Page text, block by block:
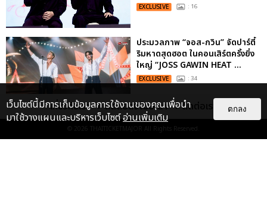
EXCLUSIVE : 16
ประมวลภาพ “จอส-กวิน” จัดปาร์ตี้
ริมหาดสุดฮอต ในคอนเสิร์ตครั้งยิ่ง
ใหญ่ “JOSS GAWIN HEAT ...
EXCLUSIVE : 34
“ช่วงเวลาที่ไม่ได้เจอกันพิสูจน์แล้วว่า
รักแท้จะไม่มีวันจางหาย” ประมวล
เกี่ยวกับเรา ติดต่อลงโฆษณา ติดต่อเรา
© 2026 THAITICKETMAJOR All Rights Reserved.
เว็บไซต์นี้มีการเก็บข้อมูลการใช้งานของคุณเพื่อนำ
มาใช้วางแผนและบริหารเว็บไซต์อ่านเพิ่มเติม
ตกลง